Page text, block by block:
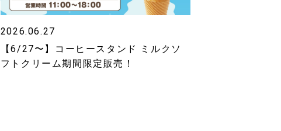
2026.06.27
【6/27〜】コーヒースタンド ミルクソ
フトクリーム期間限定販売！